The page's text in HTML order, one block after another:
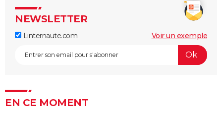
NEWSLETTER
Linternaute.com Voir un exemple
EN CE MOMENT